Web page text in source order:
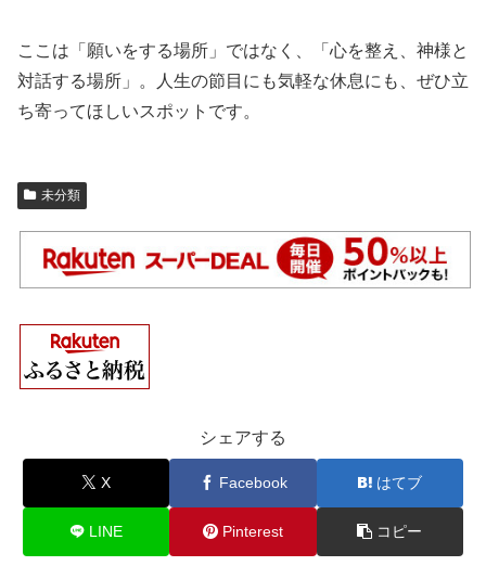
ここは「願いをする場所」ではなく、「心を整え、神様と
対話する場所」。人生の節目にも気軽な休息にも、ぜひ立
ち寄ってほしいスポットです。
未分類
シェアする
X Facebook はてブ
LINE Pinterest コピー